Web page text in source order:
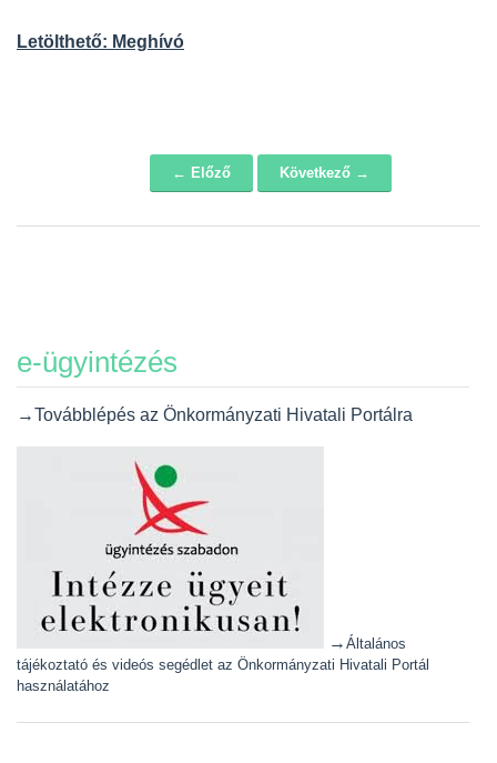
Letölthető: Meghívó
← Előző Következő →
e-ügyintézés
→Továbblépés az Önkormányzati Hivatali Portálra
→ Általános
tájékoztató és videós segédlet az Önkormányzati Hivatali Portál
használatához